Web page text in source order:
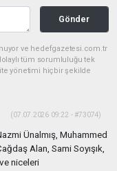
Gönder
ve hedefgazetesi.com.tr
tüm sorumluluğu tek
yönetimi hiçbir şekilde
(07.07.2026 09:22 - #73074)
Ünalmış, Muhammed
Alan, Sami Soyışık,
niceleri